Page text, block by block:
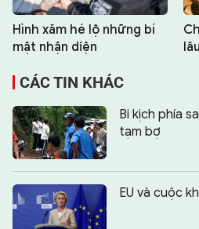
Hình xăm hé lộ những bí
mật nhận diện
CÁC TIN KHÁC
Bi kịch phía
tạm bợ
EU và cuộc